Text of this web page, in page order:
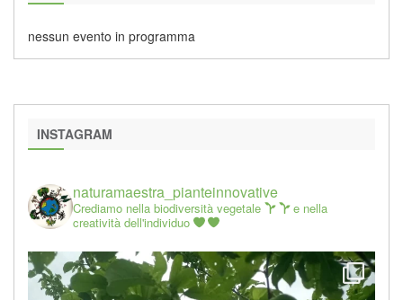
nessun evento in programma
INSTAGRAM
naturamaestra_pianteinnovative
Crediamo nella biodiversità vegetale
e nella
creatività dell'individuo